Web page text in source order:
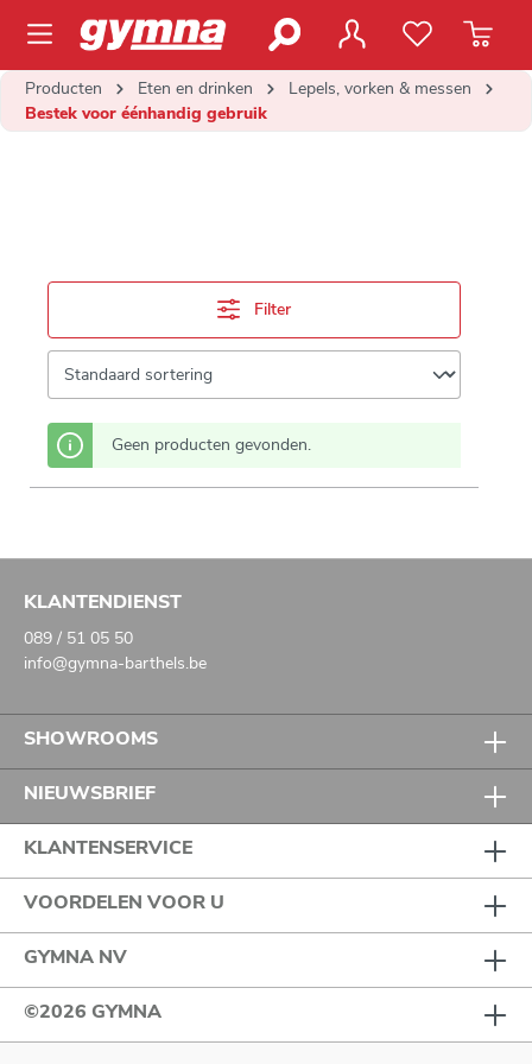
hoofdinhoud
Producten Eten en drinken
Lepels, vorken & messen
Bestek voor éénhandig gebruik
Filter
Geen producten gevonden.
KLANTENDIENST
089 / 51 05 50
info@gymna-barthels.be
SHOWROOMS
NIEUWSBRIEF
KLANTENSERVICE
VOORDELEN VOOR U
GYMNA NV
©2026 GYMNA